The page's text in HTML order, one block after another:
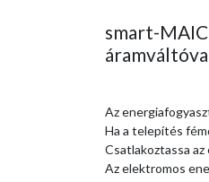
smart-
Az
Ha a telepítés
Csatlakoztassa
Az elektromos